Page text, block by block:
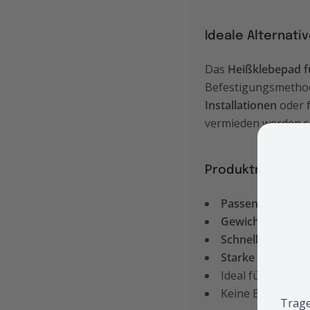
Ideale
Das Heißklebepad
Installationen oder
vermieden werden
Produktmerkmale
Passend für:
Gewicht:
Schnelle und
Starke Haftung
Ideal für
Keine